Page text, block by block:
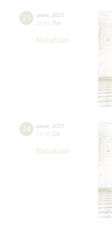
23 июня 2023
19:00 Пт
Малый зал
24 июня 2023
13:00 Сб
Малый зал